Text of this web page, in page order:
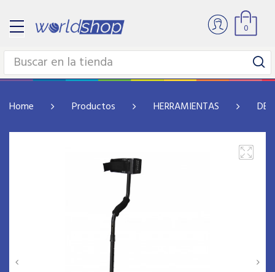
0
Home Productos HERRAMIENTAS